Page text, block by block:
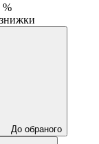
%
До обраного